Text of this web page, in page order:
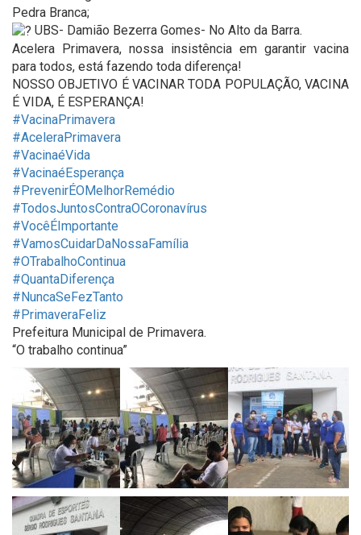
Pedra Branca;
UBS- Damião Bezerra Gomes- No Alto da Barra.
Acelera Primavera, nossa insistência em garantir vacina
para todos, está fazendo toda diferença!
NOSSO OBJETIVO É VACINAR TODA POPULAÇÃO, VACINA
É VIDA, É ESPERANÇA!
#VacinaPrimavera
#AceleraPrimavera
#VacinaéVida
#VacinaéEsperança
#PrevenirÉOMelhorRemédio
#TodosJuntosContraOCoronavírus
#VocêÉImportante
#VamosCuidarDaNossaFamília
#OTrabalhoContinua
#QuantaDiferença
#NuncaSeFezTanto
#PrimaveraFeliz
Prefeitura Municipal de Primavera.
“O trabalho continua”